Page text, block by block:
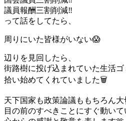
議員報酬三割削減‼️
って話をしてたら、
周りにいた皆様がいない😱
辺りを見回したら、
街路樹に投げ込まれていた生活ゴ
拾い始めてくれていました🗑️
天下国家も政策論議ももちろん大
目の前のすべきことにすぐ動い